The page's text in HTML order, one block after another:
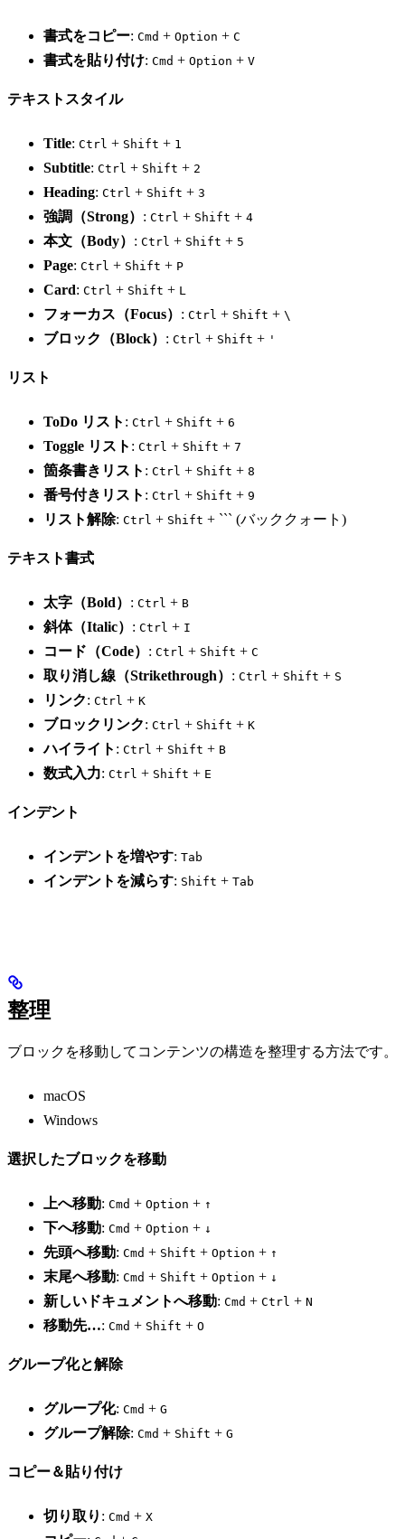
書式をコピー: Cmd + Option + C
書式を貼り付け: Cmd + Option + V
テキストスタイル
Title: Ctrl + Shift + 1
Subtitle: Ctrl + Shift + 2
Heading: Ctrl + Shift + 3
強調（Strong） : Ctrl + Shift + 4
本文（Body） : Ctrl + Shift + 5
Page: Ctrl + Shift + P
Card: Ctrl + Shift + L
フォーカス（Focus） : Ctrl + Shift + \
ブロック（Block） : Ctrl + Shift + '
リスト
ToDo リスト : Ctrl + Shift + 6
Toggle リスト : Ctrl + Shift + 7
箇条書きリスト : Ctrl + Shift + 8
番号付きリスト : Ctrl + Shift + 9
リスト解除: Ctrl + Shift + ``` (バッククォート)
テキスト書式
太字（Bold） : Ctrl + B
斜体（Italic） : Ctrl + I
コード（Code） : Ctrl + Shift + C
取り消し線（Strikethrough） : Ctrl + Shift + S
リンク: Ctrl + K
ブロックリンク: Ctrl + Shift + K
ハイライト : Ctrl + Shift + B
数式入力: Ctrl + Shift + E
インデント
インデントを増やす: Tab
インデントを減らす: Shift + Tab
整理
ブロックを移動してコンテンツの構造を整理する方法です。
macOS
Windows
選択したブロックを移動
上へ移動: Cmd + Option + ↑
下へ移動: Cmd + Option + ↓
先頭へ移動: Cmd + Shift + Option + ↑
末尾へ移動: Cmd + Shift + Option + ↓
新しいドキュメントへ移動: Cmd + Ctrl + N
移動先…: Cmd + Shift + O
グループ化と解除
グループ化: Cmd + G
グループ解除: Cmd + Shift + G
コピー＆貼り付け
切り取り : Cmd + X